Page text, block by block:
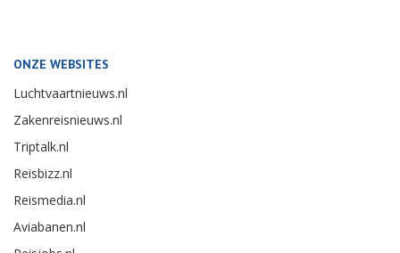
ONZE WEBSITES
Luchtvaartnieuws.nl
Zakenreisnieuws.nl
Triptalk.nl
Reisbizz.nl
Reismedia.nl
Aviabanen.nl